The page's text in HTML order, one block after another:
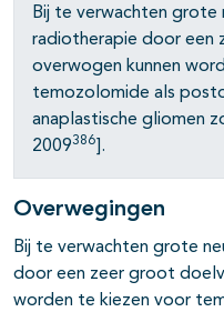
Bij te verwachten
radiotherapie door een
overwogen kunnen
temozolomide als
anaplastische gliomen
2009386 ].
Overwegingen
Bij te verwachten grote
door een zeer groot
worden te kiezen voor